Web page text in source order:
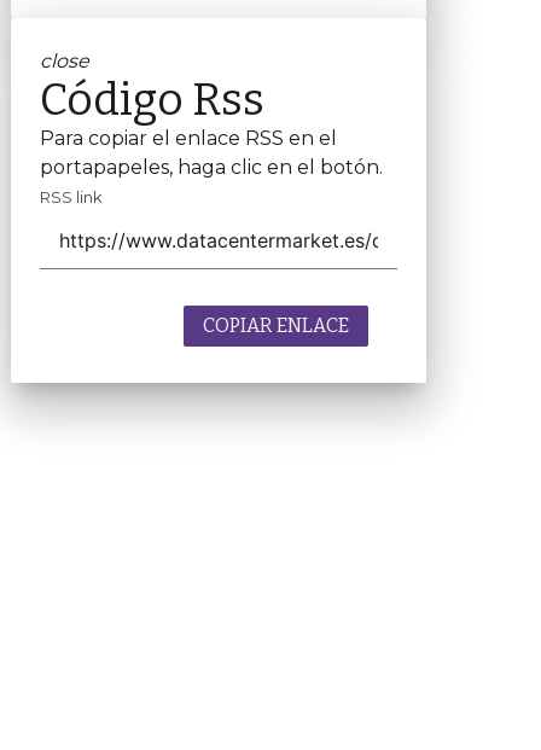
close
Código Rss
Para copiar el enlace RSS en el
portapapeles, haga clic en el botón.
RSS link
COPIAR ENLACE